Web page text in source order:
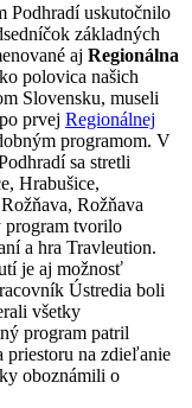
Podhradí uskutočnilo
základných
aj Regionálna
polovica našich
Slovensku, museli
prvej Regionálnej
programom. V
sa stretli
Hrabušice,
Rožňava
program tvorilo
a hra Travleution.
je aj možnosť
Ústredia boli
všetky
program patril
priestoru na zdieľanie
oboznámili o